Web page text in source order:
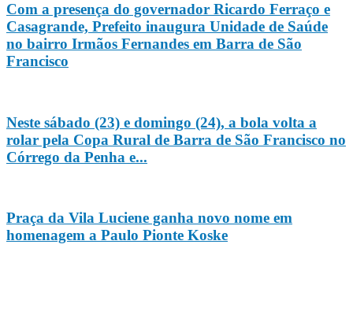
Com a presença do governador Ricardo Ferraço e
Casagrande, Prefeito inaugura Unidade de Saúde
no bairro Irmãos Fernandes em Barra de São
Francisco
Neste sábado (23) e domingo (24), a bola volta a
rolar pela Copa Rural de Barra de São Francisco no
Córrego da Penha e...
Praça da Vila Luciene ganha novo nome em
homenagem a Paulo Pionte Koske